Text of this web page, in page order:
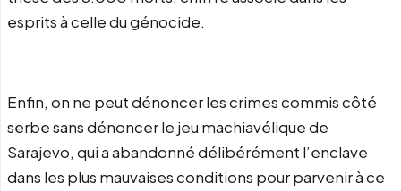
esprits à celle du génocide.
Enfin, on ne peut dénoncer les crimes commis côté
serbe sans dénoncer le jeu machiavélique de
Sarajevo, qui a abandonné délibérément l’enclave
dans les plus mauvaises conditions pour parvenir à ce